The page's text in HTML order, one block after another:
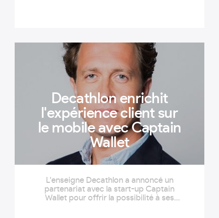
Decathlon enrichit
l'expérience client sur
le mobile avec Captain
Wallet
L'enseigne Decathlon a annoncé un
partenariat avec la start-up Captain
Wallet pour offrir la possibilité à ses